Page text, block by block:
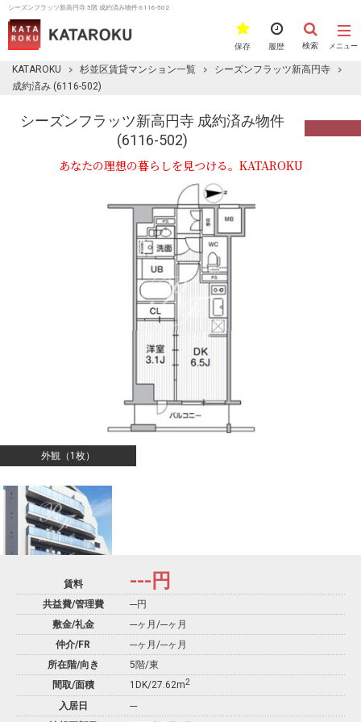
シーズンフラッツ新高円寺 5階 成約済み物件 6116-502
メニュー
検索
履歴
保存
KATAROKU 杉並区賃貸マンション一覧
シーズンフラッツ新高円寺
成約済み (6116-502)
シーズンフラッツ新高円寺 成約済み物件
(6116-502)
あなたの理想の暮らしを見つける。KATAROKU
外観（1枚）
賃料 --- 円
共益費/管理費
---円
敷金/礼金
---ヶ月 /---ヶ月
仲介/FR
---ヶ月 /---ヶ月
所在階/向き
5階/東
間取/面積
1DK/27.62m2
入居日
---